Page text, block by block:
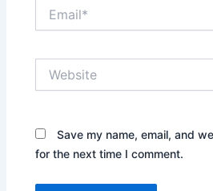
Save my name, email, and
for the next time I comment.